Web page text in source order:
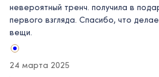
невероятный тренч. получила в
первого взгляда. Спасибо, что
вещи.
24 марта 2025